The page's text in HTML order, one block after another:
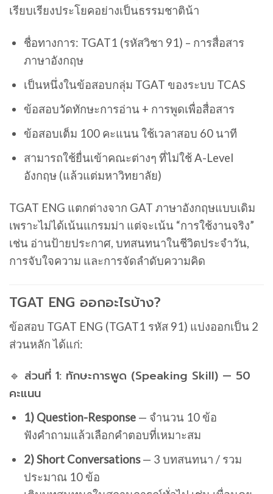
เรียบเรียงประโยคอย่างเป็นธรรมชาติน้า
ชื่อทางการ: TGAT1 (รหัสวิชา 91) – การสื่อสาร
ภาษาอังกฤษ
เป็นหนึ่งในข้อสอบกลุ่ม TGAT ของระบบ TCAS
ข้อสอบวัดทักษะการอ่าน + การพูดเพื่อสื่อสาร
ข้อสอบเต็ม 100 คะแนน ใช้เวลาสอบ 60 นาที
สามารถใช้ยื่นเข้าคณะต่างๆ ที่ไม่ใช้ A-Level
อังกฤษ (แล้วแต่มหาวิทยาลัย)
TGAT ENG แตกต่างจาก GAT ภาษาอังกฤษแบบเดิม
เพราะไม่ได้เน้นแกรมม่า แต่จะเน้น “การใช้งานจริง”
เช่น อ่านป้ายประกาศ, บทสนทนาในชีวิตประจำวัน,
การจับใจความ และการจัดลำดับความคิด
TGAT ENG ออกอะไรบ้าง?
ข้อสอบ TGAT ENG (TGAT1 รหัส 91) แบ่งออกเป็น 2
ส่วนหลัก ได้แก่:
🔹 ส่วนที่ 1: ทักษะการพูด (Speaking Skill) — 50
คะแนน
1) Question-Response— จำนวน 10 ข้อ
ฟังคำถามแล้วเลือกคำตอบที่เหมาะสม
2) Short Conversations— 3 บทสนทนา / รวม
ประมาณ 10 ข้อ